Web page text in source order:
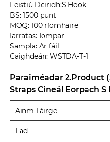
Feistiú Deiridh:S Hook
BS: 1500 punt
MOQ: 100 ríomhaire
Iarratas: Iompar
Sampla: Ar fáil
Caighdeán: WSTDA-T-1
Paraiméadar 2.Product
Straps Cineál Eorpach S
Ainm Táirge
Fad